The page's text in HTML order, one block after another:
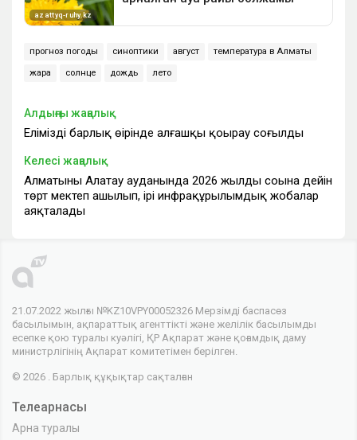
прогноз погоды синоптики август температура в Алматы
жара солнце дождь лето
Алдыңғы жаңалық
Еліміздің барлық өңірінде алғашқы қоңырау соғылды
Келесі жаңалық
Алматының Алатау ауданында 2026 жылдың соңына дейін
төрт мектеп ашылып, ірі инфрақұрылымдық жобалар
аяқталады
21.07.2022 жылғы №KZ10VPY00052326 Мерзімді баспасөз
басылымын, ақпараттық агенттікті және желілік басылымды
есепке қою туралы куәлігі, ҚР Ақпарат және қоғамдық даму
министрлігінің Ақпарат комитетімен берілген.
© 2026 . Барлық құқықтар сақталған
Телеарнасы
Арна туралы